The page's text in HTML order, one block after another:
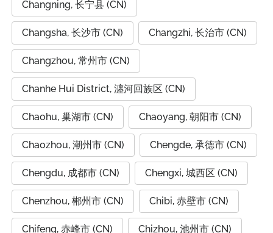
Changning, 长宁县 (CN)
Changsha, 长沙市 (CN) Changzhi, 长治市 (CN)
Changzhou, 常州市 (CN)
Chanhe Hui District, 瀍河回族区 (CN)
Chaohu, 巢湖市 (CN) Chaoyang, 朝阳市 (CN)
Chaozhou, 潮州市 (CN) Chengde, 承德市 (CN)
Chengdu, 成都市 (CN) Chengxi, 城西区 (CN)
Chenzhou, 郴州市 (CN) Chibi, 赤壁市 (CN)
Chifeng, 赤峰市 (CN) Chizhou, 池州市 (CN)